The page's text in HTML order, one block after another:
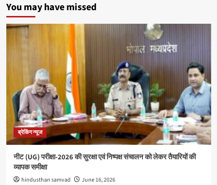
You may have missed
ब्रेकिंग न्यूज
नीट (UG) परीक्षा-2026 की सुरक्षा एवं निष्पक्ष संचालन को लेकर तैयारियों की
व्यापक समीक्षा
hindusthan samvad June 16, 2026